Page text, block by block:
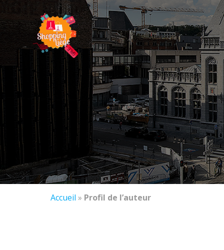
Accueil » Profil de l’auteur